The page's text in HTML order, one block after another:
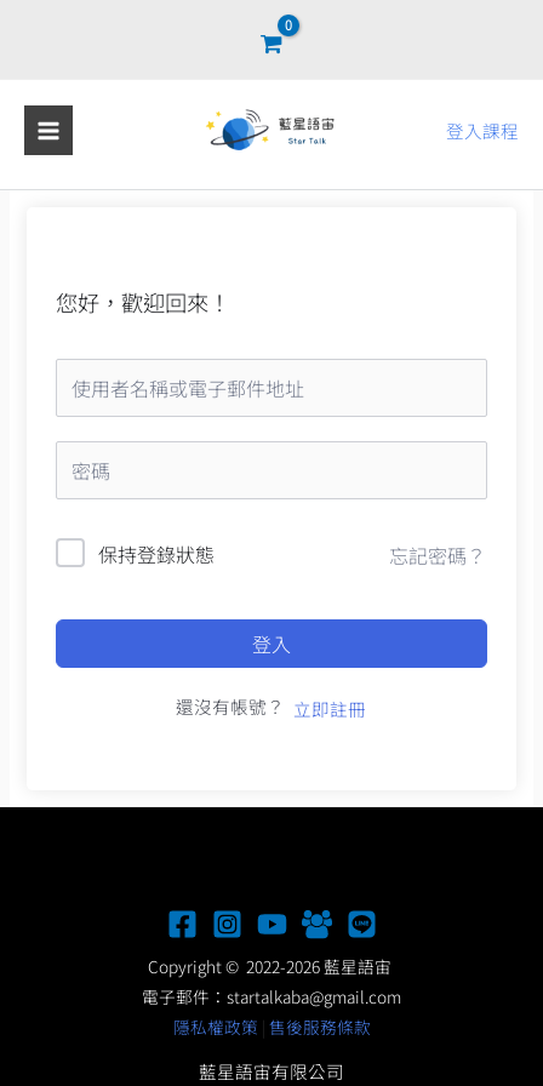
登入課程
您好，歡迎回來！
保持登錄狀態 忘記密碼？
登入
還沒有帳號？ 立即註冊
Copyright © 2022-2026 藍星語宙
電子郵件： startalkaba@gmail.com
隱私權政策 | 售後服務條款
藍星語宙有限公司